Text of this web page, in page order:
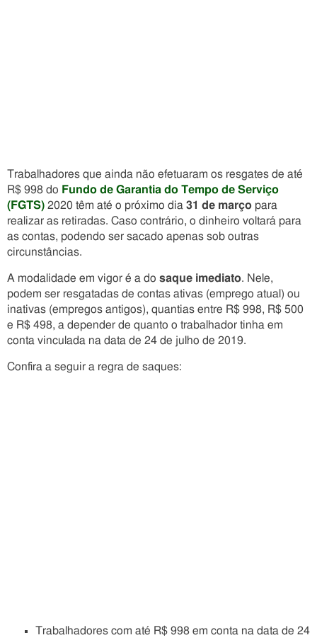
Trabalhadores que ainda não efetuaram os resgates de até
R$ 998 do Fundo de Garantia do Tempo de Serviço
(FGTS) 2020 têm até o próximo dia 31 de março para
realizar as retiradas. Caso contrário, o dinheiro voltará para
as contas, podendo ser sacado apenas sob outras
circunstâncias.
A modalidade em vigor é a do saque imediato. Nele,
podem ser resgatadas de contas ativas (emprego atual) ou
inativas (empregos antigos), quantias entre R$ 998, R$ 500
e R$ 498, a depender de quanto o trabalhador tinha em
conta vinculada na data de 24 de julho de 2019.
Confira a seguir a regra de saques:
Trabalhadores com até R$ 998 em conta na data de 24